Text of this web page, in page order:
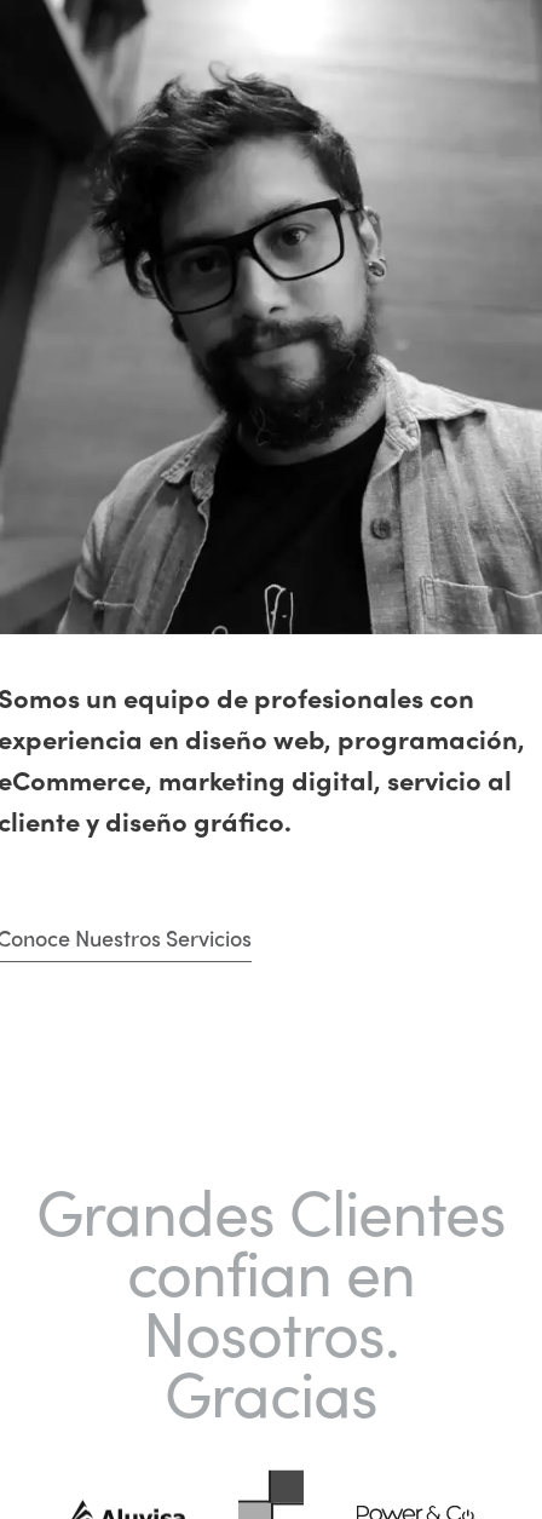
un equipo de profesionales con
en diseño web, programación,
marketing digital, servicio al
y diseño gráfico.
Nuestros Servicios
Grandes Clientes
confian en
Nosotros.
Gracias